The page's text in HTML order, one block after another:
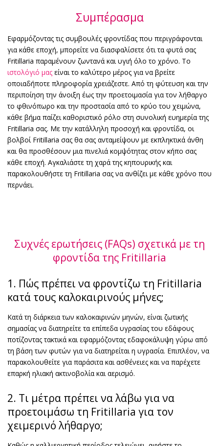
Συμπέρασμα
Εφαρμόζοντας τις συμβουλές φροντίδας που περιγράφονται
για κάθε εποχή, μπορείτε να διασφαλίσετε ότι τα φυτά σας
Fritillaria παραμένουν ζωντανά και υγιή όλο το χρόνο. Το
ιστολόγιό μας είναι το καλύτερο μέρος για να βρείτε
οποιαδήποτε πληροφορία χρειάζεστε. Από τη φύτευση και την
περιποίηση την άνοιξη έως την προετοιμασία για τον λήθαργο
το φθινόπωρο και την προστασία από το κρύο του χειμώνα,
κάθε βήμα παίζει καθοριστικό ρόλο στη συνολική ευημερία της
Fritillaria σας. Με την κατάλληλη προσοχή και φροντίδα, οι
βολβοί Fritillaria σας θα σας ανταμείψουν με εκπληκτικά άνθη
και θα προσθέσουν μια πινελιά κομψότητας στον κήπο σας
κάθε εποχή. Αγκαλιάστε τη χαρά της κηπουρικής και
παρακολουθήστε τη Fritillaria σας να ανθίζει με κάθε χρόνο που
περνάει.
Συχνές ερωτήσεις (FAQs) σχετικά με τη
φροντίδα της Fritillaria
1. Πώς πρέπει να φροντίζω τη Fritillaria
κατά τους καλοκαιρινούς μήνες;
Κατά τη διάρκεια των καλοκαιρινών μηνών, είναι ζωτικής
σημασίας να διατηρείτε τα επίπεδα υγρασίας του εδάφους
ποτίζοντας τακτικά και εφαρμόζοντας εδαφοκάλυψη γύρω από
τη βάση των φυτών για να διατηρείται η υγρασία. Επιπλέον, να
παρακολουθείτε για παράσιτα και ασθένειες και να παρέχετε
επαρκή ηλιακή ακτινοβολία και αερισμό.
2. Τι μέτρα πρέπει να λάβω για να
προετοιμάσω τη Fritillaria για τον
χειμερινό λήθαργο;